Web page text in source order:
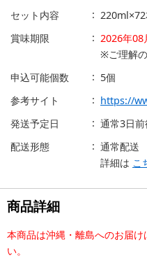
セット内容
220ml×72
賞味期限
2026年08
※ご理解
申込可能個数
5個
参考サイト
https://
発送予定日
通常3日前
配送形態
通常配送
詳細は こ
商品詳細
本商品は沖縄・離島へのお届
い。